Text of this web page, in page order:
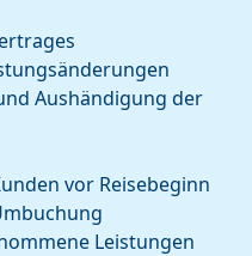
Aushändigung der
vor Reisebeginn
Leistungen